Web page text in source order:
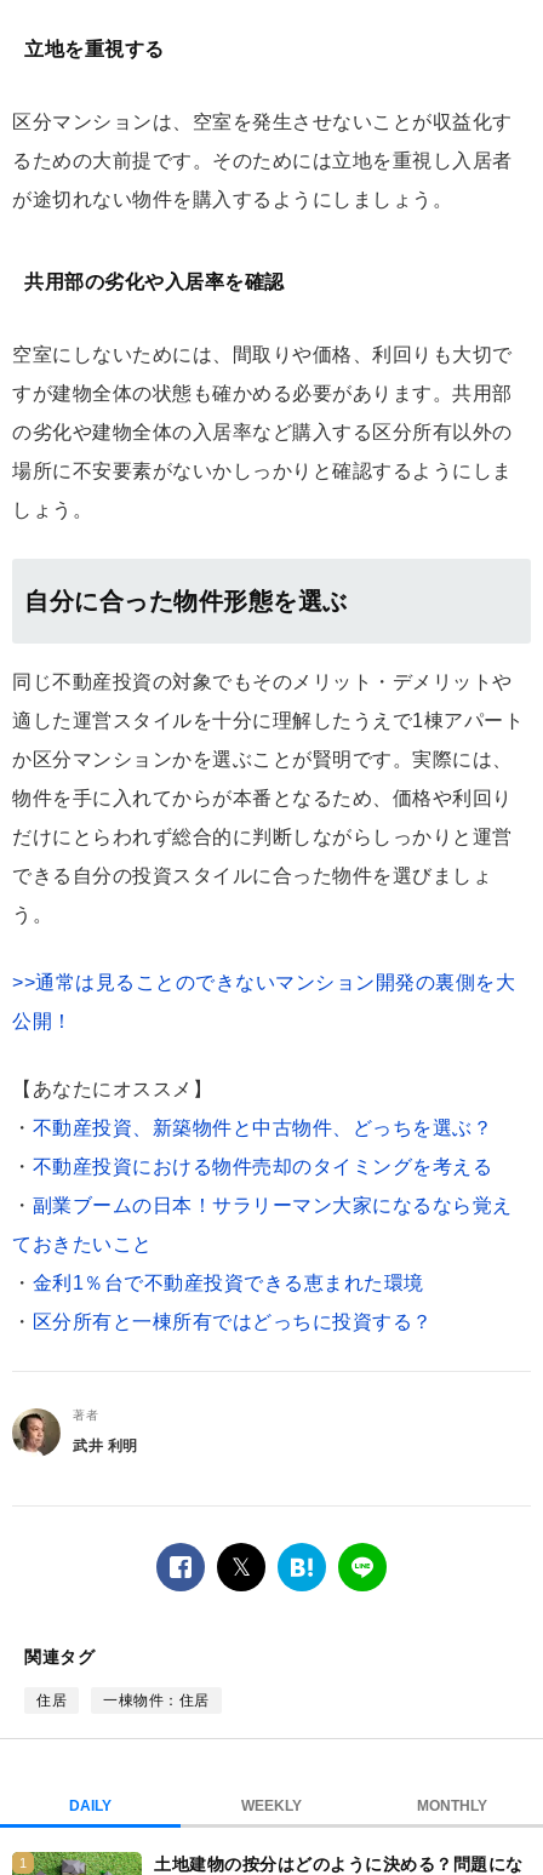
立地を重視する
区分マンションは、空室を発生させないことが収益化す
るための大前提です。そのためには立地を重視し入居者
が途切れない物件を購入するようにしましょう。
共用部の劣化や入居率を確認
空室にしないためには、間取りや価格、利回りも大切で
すが建物全体の状態も確かめる必要があります。共用部
の劣化や建物全体の入居率など購入する区分所有以外の
場所に不安要素がないかしっかりと確認するようにしま
しょう。
自分に合った物件形態を選ぶ
同じ不動産投資の対象でもそのメリット・デメリットや
適した運営スタイルを十分に理解したうえで1棟アパート
か区分マンションかを選ぶことが賢明です。実際には、
物件を手に入れてからが本番となるため、価格や利回り
だけにとらわれず総合的に判断しながらしっかりと運営
できる自分の投資スタイルに合った物件を選びましょ
う。
>>通常は見ることのできないマンション開発の裏側を大
公開！
【あなたにオススメ】
・ 不動産投資、新築物件と中古物件、どっちを選ぶ？
・ 不動産投資における物件売却のタイミングを考える
・ 副業ブームの日本！サラリーマン大家になるなら覚え
ておきたいこと
・ 金利1％台で不動産投資できる恵まれた環境
・ 区分所有と一棟所有ではどっちに投資する？
著者
武井 利明
facebook
twitterは
ー
LINE
関連タグ
住居 一棟物件：住居
DAILY WEEKLY MONTHLY
1
土地建物の按分はどのように決める？問題にな